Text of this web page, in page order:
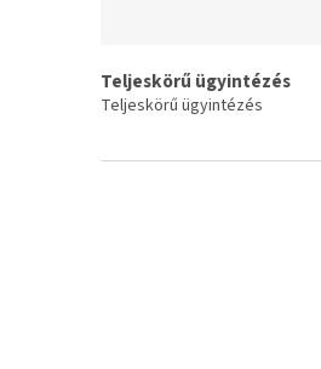
Teljeskörű ügyintézés
Teljeskörű ügyintézés